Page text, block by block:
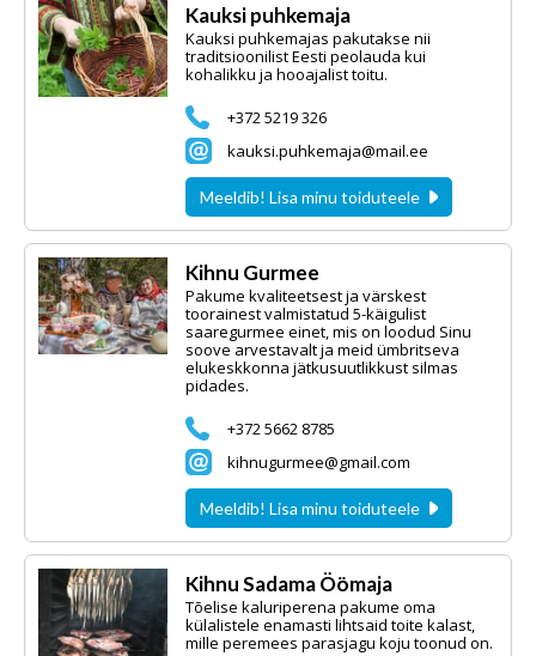
Kauksi puhkemaja
Kauksi puhkemajas pakutakse nii
traditsioonilist Eesti peolauda kui
kohalikku ja hooajalist toitu.
+372 5219 326
kauksi.puhkemaja@mail.ee
Meeldib! Lisa minu toiduteele
Kihnu Gurmee
Pakume kvaliteetsest ja värskest
toorainest valmistatud 5-käigulist
saaregurmee einet, mis on loodud Sinu
soove arvestavalt ja meid ümbritseva
elukeskkonna jätkusuutlikkust silmas
pidades.
+372 5662 8785
kihnugurmee@gmail.com
Meeldib! Lisa minu toiduteele
Kihnu Sadama Öömaja
Tõelise kaluriperena pakume oma
külalistele enamasti lihtsaid toite kalast,
mille peremees parasjagu koju toonud on.